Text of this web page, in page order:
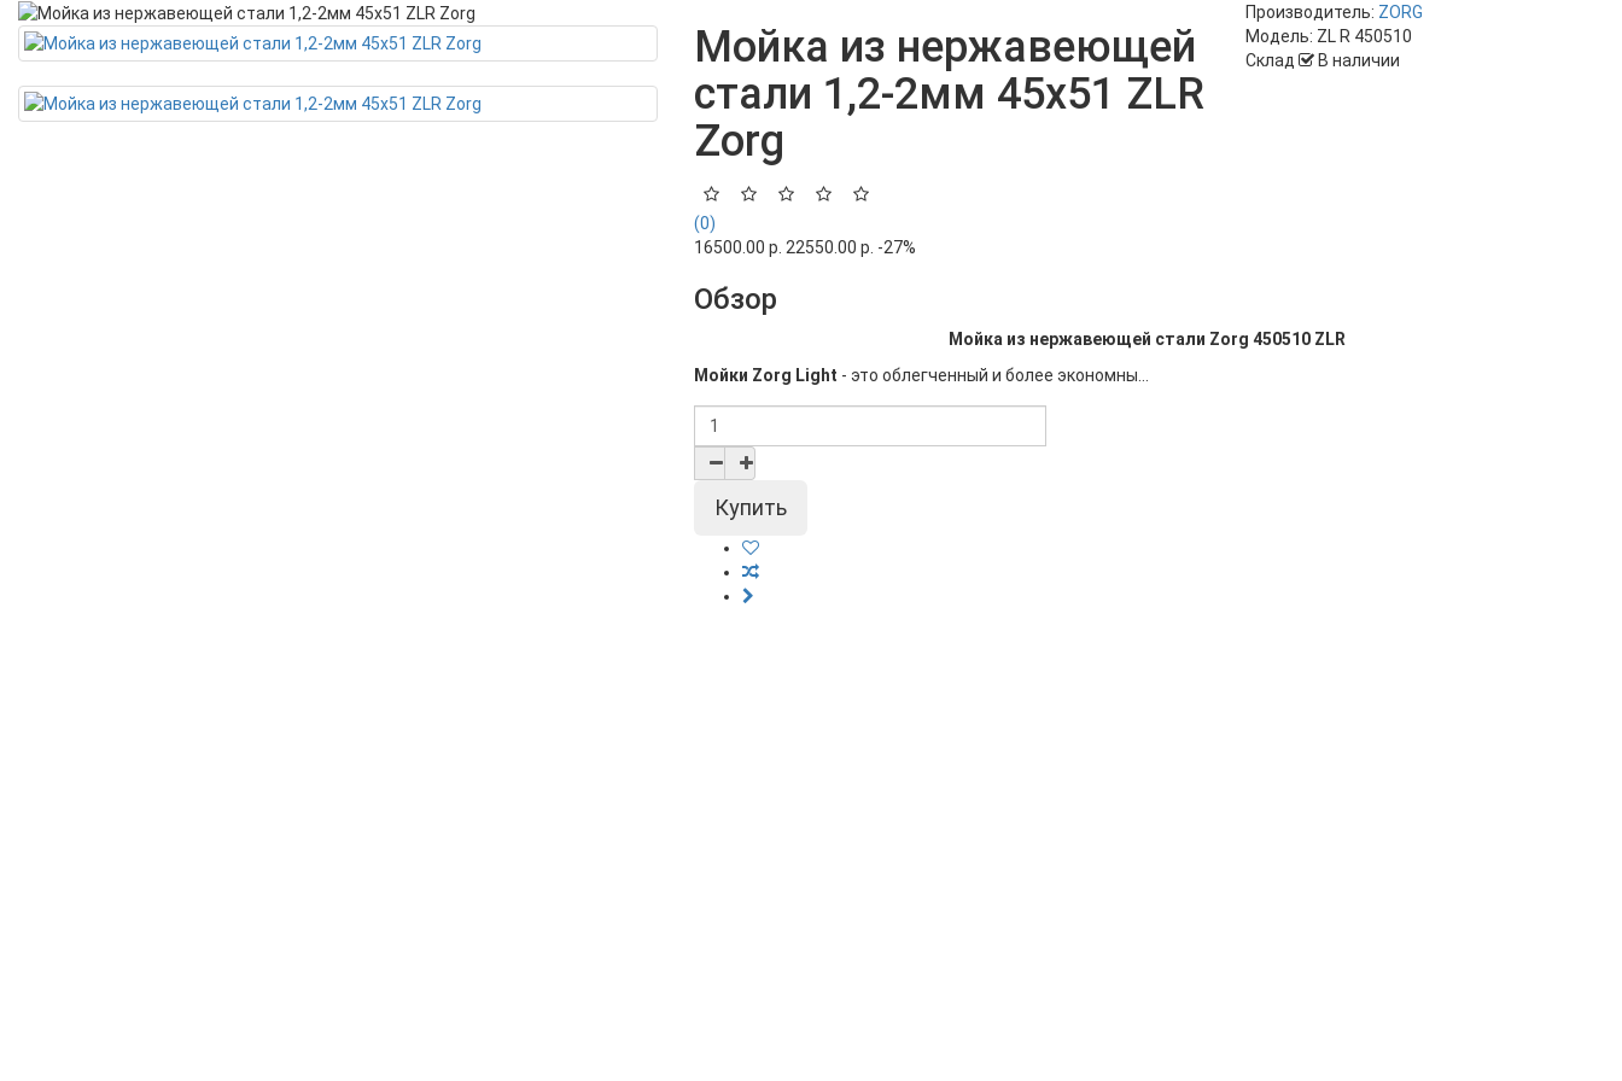
Мойка из нержавеющей
стали 1,2-2мм 45х51 ZLR
Zorg
(0)
16500.00 р. 22550.00 р. -27%
Производитель: ZORG
Модель: ZL R 450510
Склад
В наличии
Обзор
Мойка из нержавеющей стали Zorg 450510 ZLR
Мойки Zorg Light - это облегченный и более экономны...